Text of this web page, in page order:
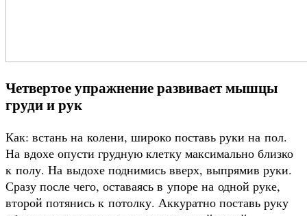
Четвертое упражнение развивает мышцы
груди и рук
Как: встань на колени, широко поставь руки на пол.
На вдохе опусти грудную клетку максимально близко
к полу. На выдохе поднимись вверх, выпрямив руки.
Сразу после чего, оставаясь в упоре на одной руке,
второй потянись к потолку. Аккуратно поставь руку